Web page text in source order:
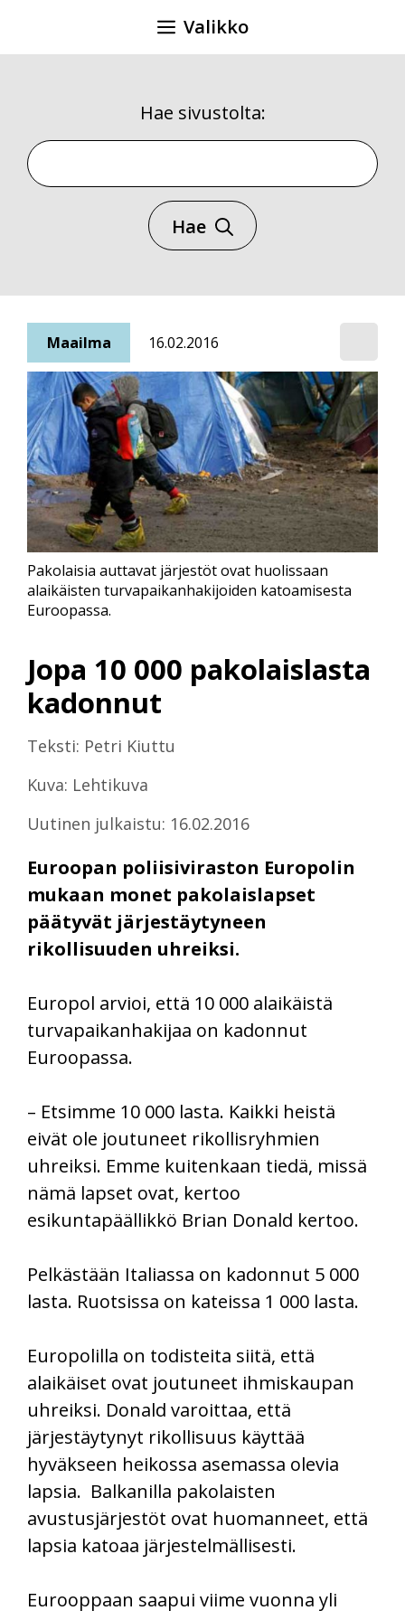
Valikko
Hae sivustolta:
Hae sivustolta
Hae
Maailma 16.02.2016
Jopa 10 000 pakolaislasta
kadonnut
Teksti: Petri Kiuttu
Kuva: Lehtikuva
Uutinen julkaistu: 16.02.2016
Euroopan poliisiviraston Europolin
mukaan monet pakolaislapset
päätyvät järjestäytyneen
rikollisuuden uhreiksi.
Pakolaisia auttavat järjestöt ovat huolissaan
alaikäisten turvapaikanhakijoiden katoamisesta
Euroopassa.
Europol arvioi, että 10 000 alaikäistä
turvapaikanhakijaa on kadonnut
Euroopassa.
– Etsimme 10 000 lasta. Kaikki heistä
eivät ole joutuneet rikollisryhmien
uhreiksi. Emme kuitenkaan tiedä, missä
nämä lapset ovat, kertoo
esikuntapäällikkö Brian Donald kertoo.
Pelkästään Italiassa on kadonnut 5 000
lasta. Ruotsissa on kateissa 1 000 lasta.
Europolilla on todisteita siitä, että
alaikäiset ovat joutuneet ihmiskaupan
uhreiksi. Donald varoittaa, että
järjestäytynyt rikollisuus käyttää
hyväkseen heikossa asemassa olevia
lapsia. Balkanilla pakolaisten
avustusjärjestöt ovat huomanneet, että
lapsia katoaa järjestelmällisesti.
Eurooppaan saapui viime vuonna yli